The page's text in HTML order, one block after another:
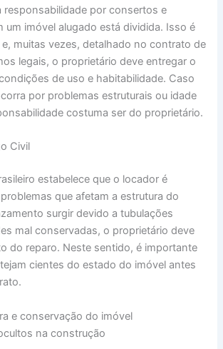
responsabilidade por consertos e
um imóvel alugado está dividida. Isso é
muitas vezes, detalhado no contrato de
legais, o proprietário deve entregar o
de uso e habitabilidade. Caso
por problemas estruturais ou idade
costuma ser do proprietário.
Civil
estabelece que o locador é
que afetam a estrutura do
surgir devido a tubulações
mal conservadas, o proprietário deve
do reparo. Neste sentido, é importante
cientes do estado do imóvel antes
e conservação do imóvel
na construção